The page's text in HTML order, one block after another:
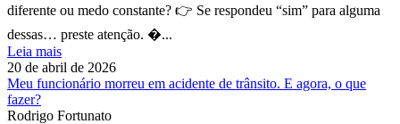
diferente ou medo constante? 👉 Se respondeu “sim” para alguma
dessas… preste atenção. �...
Leia mais
20 de abril de 2026
Meu funcionário morreu em acidente de trânsito. E agora, o que
fazer?
Rodrigo Fortunato